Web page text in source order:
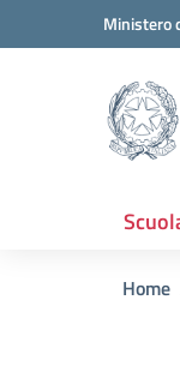
Vai ai contenuti
Vai al menu diMinistero
Home